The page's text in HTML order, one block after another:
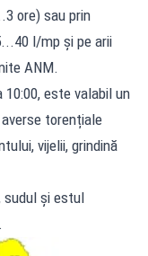
ore) sau prin
l/mp și pe arii
ANM.
10:00, este valabil un
torențiale
vijelii, grindină
sudul și estul